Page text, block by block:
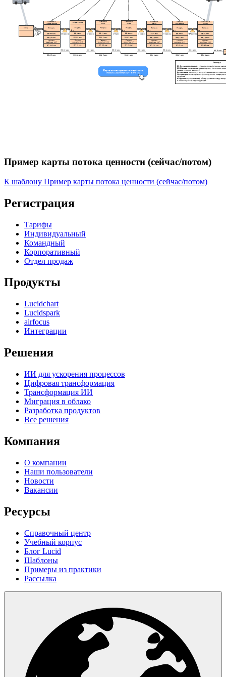
Пример карты потока ценности (сейчас/потом)
К шаблону Пример карты потока ценности (сейчас/потом)
Регистрация
Тарифы
Индивидуальный
Командный
Корпоративный
Отдел продаж
Продукты
Lucidchart
Lucidspark
airfocus
Интеграции
Решения
ИИ для ускорения процессов
Цифровая трансформация
Трансформация ИИ
Миграция в облако
Разработка продуктов
Все решения
Компания
О компании
Наши пользователи
Новости
Вакансии
Ресурсы
Справочный центр
Учебный корпус
Блог Lucid
Шаблоны
Примеры из практики
Рассылка